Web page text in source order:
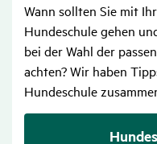
Wann sollten Sie mit
Hundeschule gehen
bei der Wahl der
achten? Wir haben
Hundeschule